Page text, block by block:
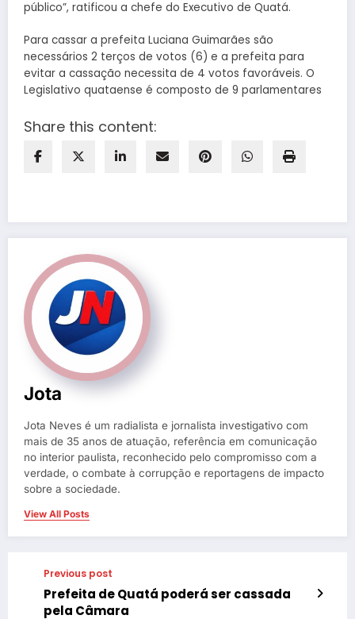
público”, ratificou a chefe do Executivo de Quatá.
Para cassar a prefeita Luciana Guimarães são
necessários 2 terços de votos (6) e a prefeita para
evitar a cassação necessita de 4 votos favoráveis. O
Legislativo quataense é composto de 9 parlamentares
Share this content:
Jota
Jota Neves é um radialista e jornalista investigativo com
mais de 35 anos de atuação, referência em comunicação
no interior paulista, reconhecido pelo compromisso com a
verdade, o combate à corrupção e reportagens de impacto
sobre a sociedade.
View All Posts
Previous post
Prefeita de Quatá poderá ser cassada
pela Câmara